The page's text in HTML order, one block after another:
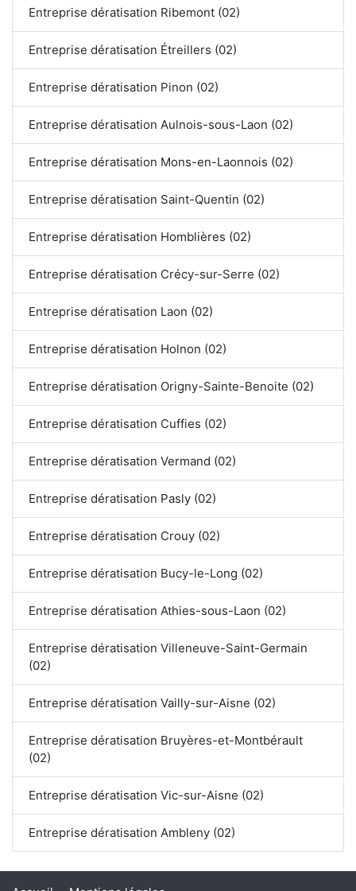
Entreprise dératisation Ribemont (02)
Entreprise dératisation Étreillers (02)
Entreprise dératisation Pinon (02)
Entreprise dératisation Aulnois-sous-Laon (02)
Entreprise dératisation Mons-en-Laonnois (02)
Entreprise dératisation Saint-Quentin (02)
Entreprise dératisation Homblières (02)
Entreprise dératisation Crécy-sur-Serre (02)
Entreprise dératisation Laon (02)
Entreprise dératisation Holnon (02)
Entreprise dératisation Origny-Sainte-Benoite (02)
Entreprise dératisation Cuffies (02)
Entreprise dératisation Vermand (02)
Entreprise dératisation Pasly (02)
Entreprise dératisation Crouy (02)
Entreprise dératisation Bucy-le-Long (02)
Entreprise dératisation Athies-sous-Laon (02)
Entreprise dératisation Villeneuve-Saint-Germain
(02)
Entreprise dératisation Vailly-sur-Aisne (02)
Entreprise dératisation Bruyères-et-Montbérault
(02)
Entreprise dératisation Vic-sur-Aisne (02)
Entreprise dératisation Ambleny (02)